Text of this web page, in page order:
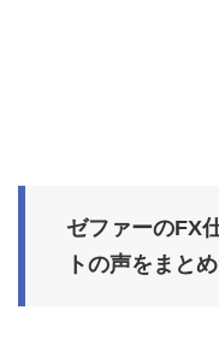
ゼファーのFX
トの声をまと